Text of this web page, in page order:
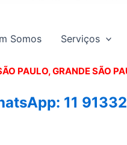
Somos Serviços
PAULO, GRANDE SÃO
11